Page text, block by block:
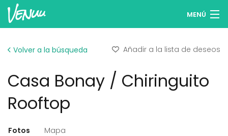
MENÚ
Iniciar sesión
Volver a la búsqueda Añadir a la lista de deseos
Casa Bonay / Chiringuito
Rooftop
Fotos Mapa